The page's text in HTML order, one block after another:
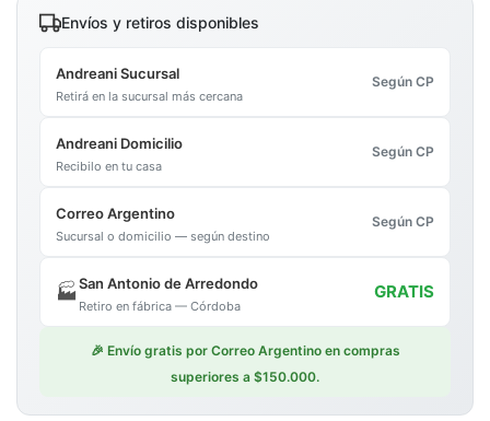
Envíos y retiros disponibles
Andreani Sucursal
Retirá en la sucursal más cercana
Según CP
Andreani Domicilio
Recibilo en tu casa
Según CP
Correo Argentino
Sucursal o domicilio — según destino
Según CP
🏭San Antonio de Arredondo
Retiro en fábrica — Córdoba
GRATIS
🎉 Envío gratis por Correo Argentino en compras
superiores a $150.000.